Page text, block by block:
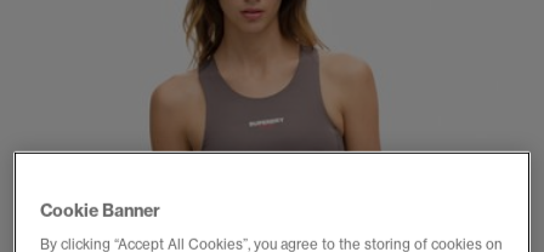
Cookie Banner
By clicking “Accept All Cookies”, you agree to the storing of cookies on